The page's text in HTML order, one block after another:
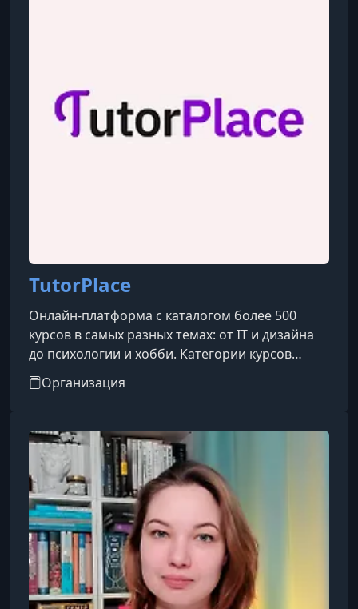
TutorPlace
Онлайн-платформа с каталогом более 500
курсов в самых разных темах: от IT и дизайна
до психологии и хобби. Категории курсов
охватывают такие направления, как IT, бизнес,
дизайн, психология, творчество, блогинг, уход
Организация